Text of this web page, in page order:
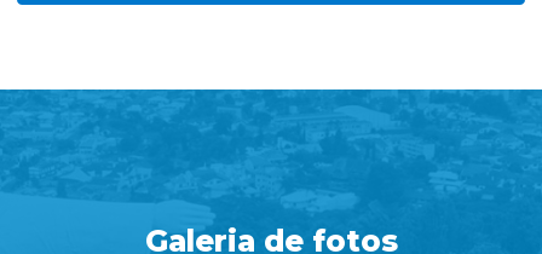
Galeria de fotos